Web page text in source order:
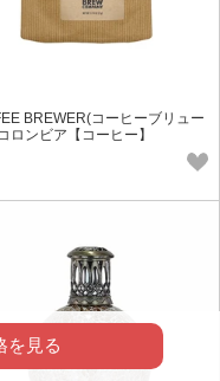
BREWER(コーヒーブリュー
ロンビア【コーヒー】
を見る